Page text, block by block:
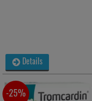
Details
-25%